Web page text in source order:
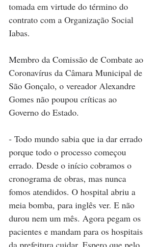
tomada em virtude do término do
contrato com a Organização Social
Iabas.
Membro da Comissão de Combate ao
Coronavírus da Câmara Municipal de
São Gonçalo, o vereador Alexandre
Gomes não poupou críticas ao
Governo do Estado.
- Todo mundo sabia que ia dar errado
porque todo o processo começou
errado. Desde o início cobramos o
cronograma de obras, mas nunca
fomos atendidos. O hospital abriu a
meia bomba, para inglês ver. E não
durou nem um mês. Agora pegam os
pacientes e mandam para os hospitais